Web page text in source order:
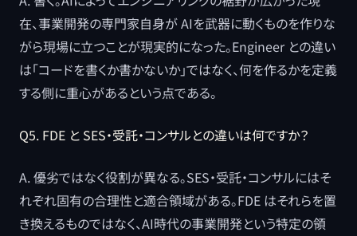
在、事業開発の専門家自身が AIを武器に動くものを作りな
がら現場に立つことが現実的になった。Engineer との違い
は「コードを書くか書かないか」ではなく、何を作るかを定義
する側に重心があるという点である。
Q5. FDE と SES・受託・コンサルとの違いは何ですか？
A. 優劣ではなく役割が異なる。SES・受託・コンサルにはそ
れぞれ固有の合理性と適合領域がある。FDE はそれらを置
き換えるものではなく、AI時代の事業開発という特定の領